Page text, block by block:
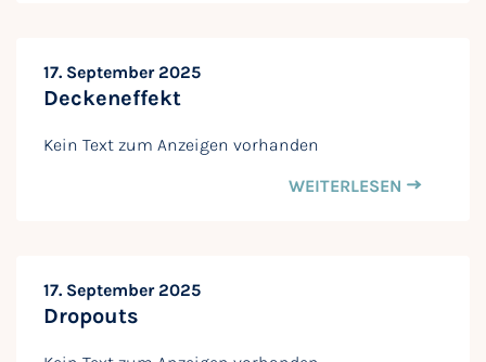
17. September 2025
Deckeneffekt
Kein Text zum Anzeigen vorhanden
WEITERLESEN
17. September 2025
Dropouts